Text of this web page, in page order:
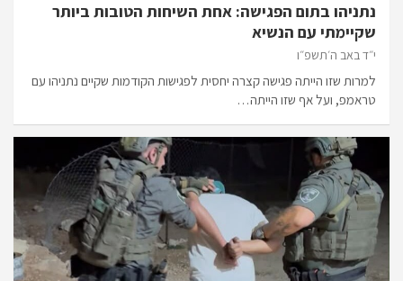
נתניהו בתום הפגישה: אחת השיחות הטובות ביותר
שקיימתי עם הנשיא
י״ד באב ה׳תשפ״ו
למרות שזו הייתה פגישה קצרה יחסית לפגישות הקודמות שקיים נתניהו עם
טראמפ, ועל אף שזו הייתה…